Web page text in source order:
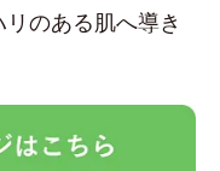
のある肌へ導き